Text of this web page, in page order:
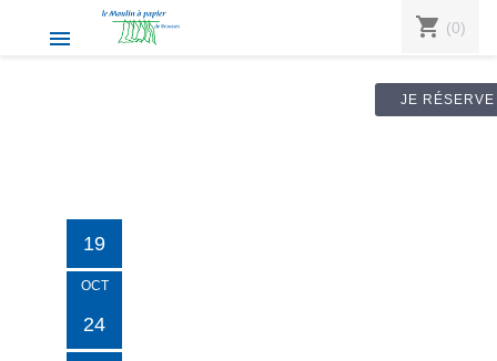
 shopping_cart (0)
JE RÉSERVE
19
OCT
24